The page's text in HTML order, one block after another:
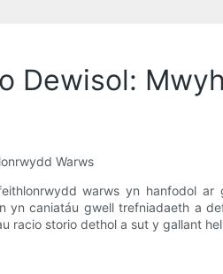
Dewisol:
Warws
warws yn hanfodol
yn caniatáu gwell trefniadaeth a
racio storio dethol a sut y gallant